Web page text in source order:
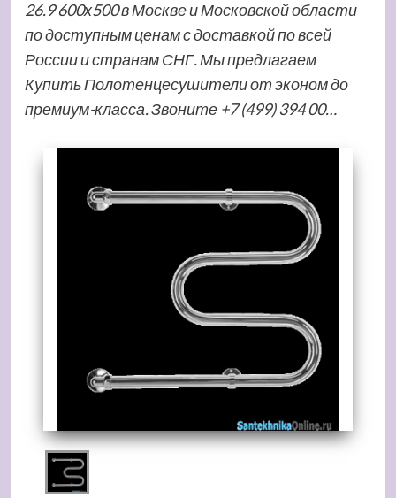
26.9 600х500 в Москве и Московской области
по доступным ценам с доставкой по всей
России и странам СНГ. Мы предлагаем
Купить Полотенцесушители от эконом до
премиум-класса. Звоните +7 (499) 394 00…